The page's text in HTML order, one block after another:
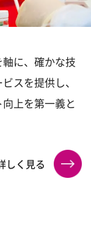
軸に、確かな技
スを提供し、
上を第一義と
しく見る